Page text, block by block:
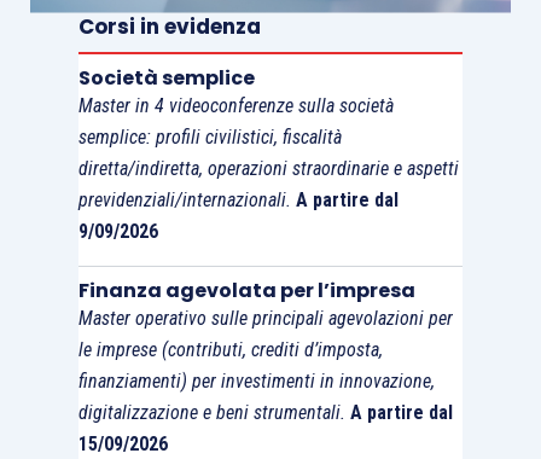
50.000 x (euro 3.000 / (euro 55.000 +
euro 3.000)).
La società rileverà, perciò,nell’anno X, il ricavo
di euro 47.414relativo allacessione
dell’attrezzatura, mentre ilcorrispettivo di euro
2.586relativo alla
assistenza tecnicasaràrilevato pro-rata
temporis nel corso dei 24 mesisuccessivi alla
vendita del bene.
Corsi in evidenza
Società semplice
Master in 4 videoconferenze sulla società
semplice: profili civilistici, fiscalità
diretta/indiretta, operazioni straordinarie e aspetti
previdenziali/internazionali. A partire dal
9/09/2026
Finanza agevolata per l’impresa
Master operativo sulle principali agevolazioni per
le imprese (contributi, crediti d’imposta,
finanziamenti) per investimenti in innovazione,
digitalizzazione e beni strumentali. A partire dal
15/09/2026